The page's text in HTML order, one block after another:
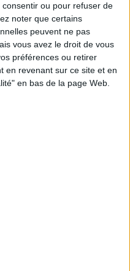
ou pour refuser de
noter que certains
peuvent ne pas
vous avez le droit de vous
préférences ou retirer
en revenant sur ce site et en
en bas de la page Web.
À PARIS EN AOÛT